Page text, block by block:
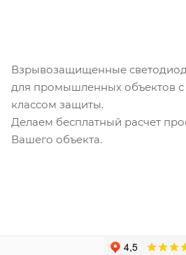
Взрывозащищенные
для промышленных объектов
классом защиты.
Делаем бесплатный расчет
Вашего объекта.